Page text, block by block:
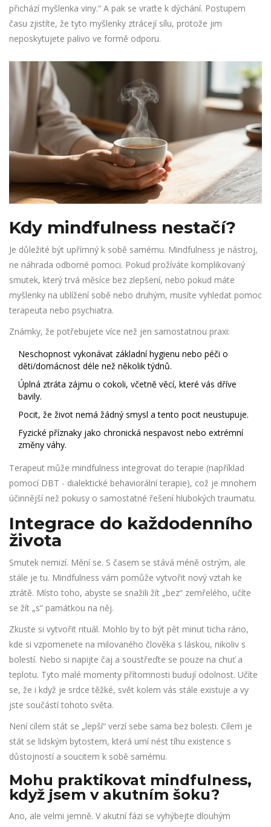
přichází myšlenka viny.“ A pak se vraťte k dýchání. Postupem
času zjistíte, že tyto myšlenky ztrácejí sílu, protože jim
neposkytujete palivo ve formě odporu.
Kdy mindfulness nestačí?
Je důležité být upřímný k sobě samému. Mindfulness je nástroj,
ne náhrada odborné pomoci. Pokud prožíváte komplikovaný
smutek, který trvá měsíce bez zlepšení, nebo pokud máte
myšlenky na ublížení sobě nebo druhým, musíte vyhledat pomoc
terapeuta nebo psychiatra.
Známky, že potřebujete více než jen samostatnou praxi:
Neschopnost vykonávat základní hygienu nebo péči o
děti/domácnost déle než několik týdnů.
Úplná ztráta zájmu o cokoli, včetně věcí, které vás dříve
bavily.
Pocit, že život nemá žádný smysl a tento pocit neustupuje.
Fyzické příznaky jako chronická nespavost nebo extrémní
změny váhy.
Terapeut může mindfulness integrovat do terapie (například
pomocí DBT - dialektické behaviorální terapie), což je mnohem
účinnější než pokusy o samostatné řešení hlubokých traumatu.
Integrace do každodenního
života
Smutek nemizí. Mění se. S časem se stává méně ostrým, ale
stále je tu. Mindfulness vám pomůže vytvořit nový vztah ke
ztrátě. Místo toho, abyste se snažili žít „bez“ zemřelého, učíte
se žít „s“ památkou na něj.
Zkuste si vytvořit rituál. Mohlo by to být pět minut ticha ráno,
kde si vzpomenete na milovaného člověka s láskou, nikoliv s
bolestí. Nebo si napijte čaj a soustřeďte se pouze na chuť a
teplotu. Tyto malé momenty přítomnosti budují odolnost. Učíte
se, že i když je srdce těžké, svět kolem vás stále existuje a vy
jste součástí tohoto světa.
Není cílem stát se „lepší“ verzí sebe sama bez bolesti. Cílem je
stát se lidským bytostem, která umí nést tíhu existence s
důstojností a soucitem k sobě samému.
Mohu praktikovat mindfulness,
když jsem v akutním šoku?
Ano, ale velmi jemně. V akutní fázi se vyhýbejte dlouhým